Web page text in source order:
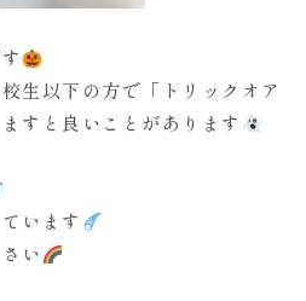
生以下の方で「トリックオア
すと良いことがあります
います
い